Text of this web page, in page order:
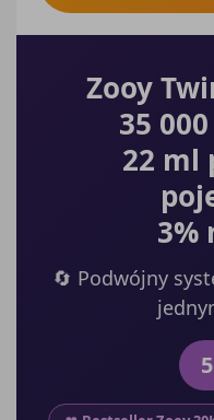
Zooy
35
22 ml
3%
🔄 Podwójny